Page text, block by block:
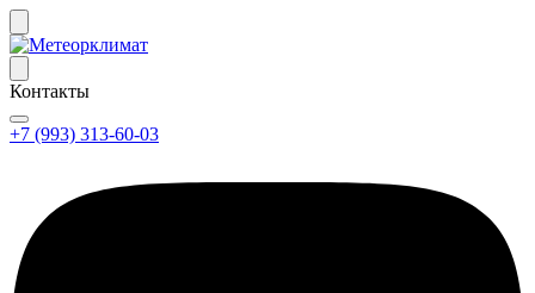
Контакты
+7 (993) 313-60-03